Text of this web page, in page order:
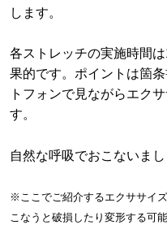
します。
各ストレッチの実施時間
果的です。ポイントは箇
トフォンで見ながらエク
す。
自然な呼吸でおこないまし
※ここでご紹介するエクササイ
こなうと破損したり変形する可